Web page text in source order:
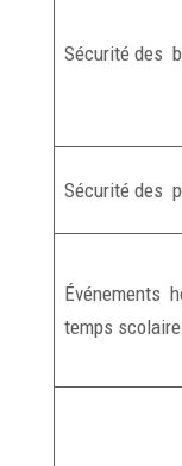
Sécurité des
Sécurité des
Événements
temps scolaire